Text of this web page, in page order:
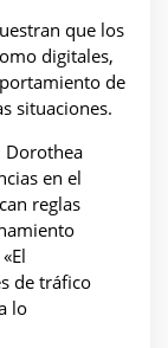
que los
digitales,
de
situaciones.
Dorothea
en el
reglas
de tráfico
lo